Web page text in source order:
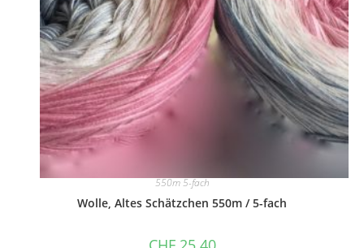
550m 5-fach
Wolle, Altes Schätzchen 550m / 5-fach